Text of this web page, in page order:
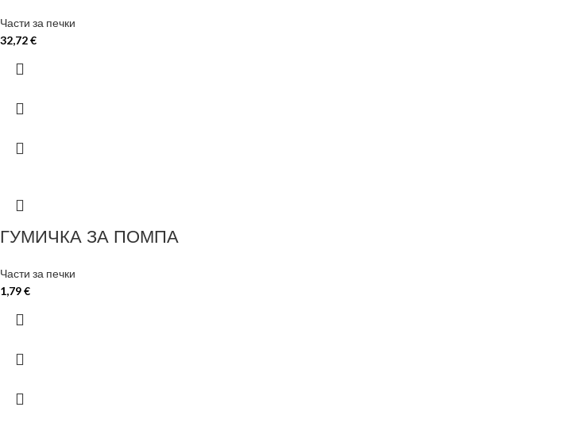
Части за печки
32,72€
ГУМИЧКА ЗА ПОМПА
Части за печки
1,79€